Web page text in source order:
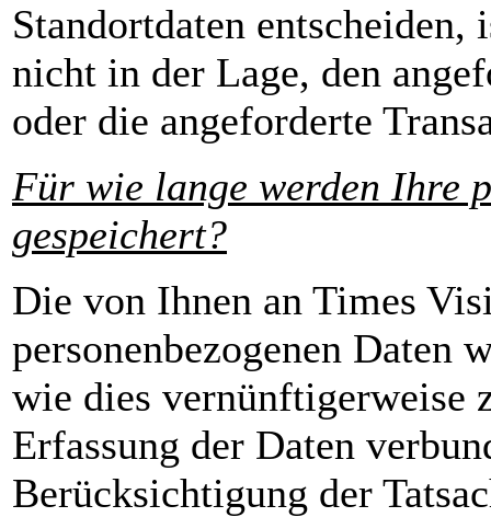
Standortdaten
nicht in der Lage, den
oder die angeforderte
Für wie lange werden Ihre
gespeichert?
Die von Ihnen an Times
personenbezogenen Daten
wie dies vernünftigerweise
Erfassung der Daten
Berücksichtigung der